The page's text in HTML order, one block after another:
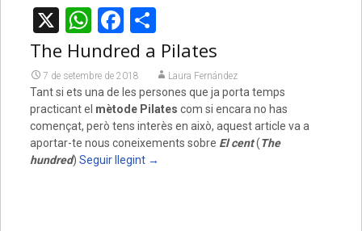
X WhatsApp
Facebook
Comparteix
The Hundred a Pilates
7 de setembre de 2018 Laura Fernández
Tant si ets una de les persones que ja porta temps
practicant el mètode Pilates com si encara no has
començat, però tens interès en això, aquest article va a
aportar-te nous coneixements sobre El cent(The
hundred) Seguir llegint →